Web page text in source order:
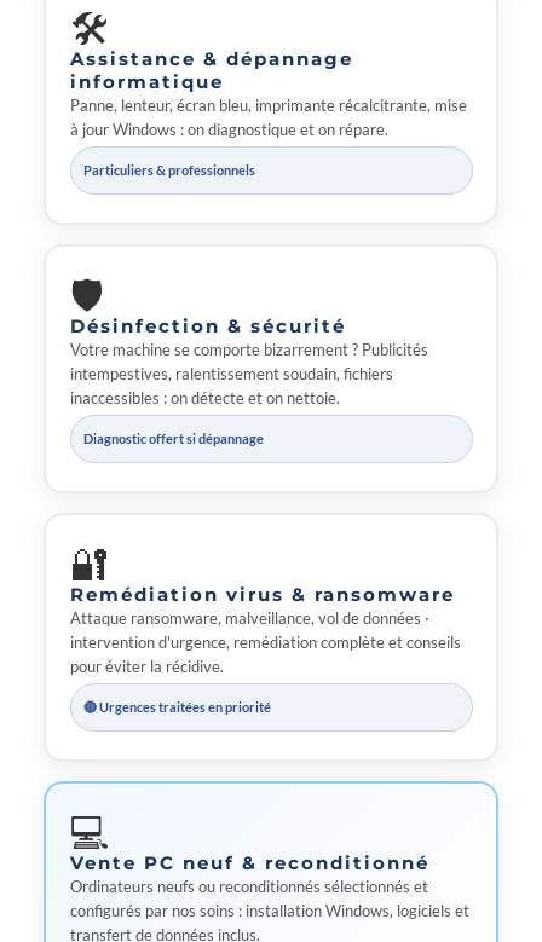
🛠
Assistance & dépannage
informatique
Panne, lenteur, écran bleu, imprimante récalcitrante, mise
à jour Windows : on diagnostique et on répare.
Particuliers & professionnels
🛡
Désinfection & sécurité
Votre machine se comporte bizarrement ? Publicités
intempestives, ralentissement soudain, fichiers
inaccessibles : on détecte et on nettoie.
Diagnostic offert si dépannage
🔐
Remédiation virus & ransomware
Attaque ransomware, malveillance, vol de données ·
intervention d'urgence, remédiation complète et conseils
pour éviter la récidive.
🔴 Urgences traitées en priorité
💻
Vente PC neuf & reconditionné
Ordinateurs neufs ou reconditionnés sélectionnés et
configurés par nos soins : installation Windows, logiciels et
transfert de données inclus.